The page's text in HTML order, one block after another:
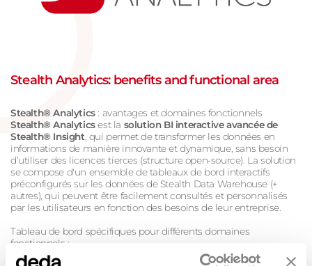
Stealth Analytics: benefits and functional area
Stealth® Analytics : avantages et domaines fonctionnels
Stealth® Analyticsest la solution BI interactive avancée de
Stealth® Insight , qui permet de transformer les données en
informations de manière innovante et dynamique, sans besoin
d’utiliser des licences tierces (structure open-source). La solution
se compose d'un ensemble de tableaux de bord interactifs
préconfigurés sur les données de Stealth Data Warehouse (+
autres), qui peuvent être facilement consultés et personnalisés
par les utilisateurs en fonction des besoins de leur entreprise.
Tableau de bord spécifiques pour différents domaines
fonctionnels :